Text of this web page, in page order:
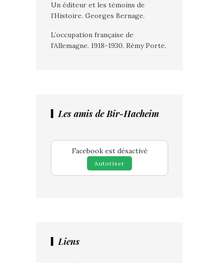
Un éditeur et les témoins de
l’Histoire. Georges Bernage.
L’occupation française de
l’Allemagne. 1918-1930. Rémy Porte.
Les amis de Bir-Hacheim
Facebook est désactivé
Autoriser
Liens